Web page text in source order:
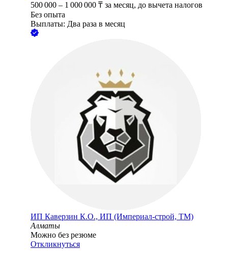
500 000 – 1 000 000 ₸ за месяц, до вычета налогов
Без опыта
Выплаты: Два раза в месяц
ИП Каверзин К.О., ИП (Империал-строй, ТМ)
Алматы
Можно без резюме
Откликнуться